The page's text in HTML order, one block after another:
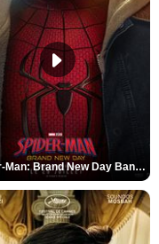
Spider-Man: Brand New Day Bande-annonce VO STFR